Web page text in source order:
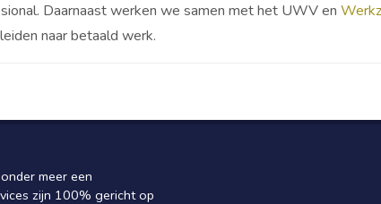
Daarnaast werken we samen met het UWV en
naar betaald werk.
meer een
zijn 100% gericht op